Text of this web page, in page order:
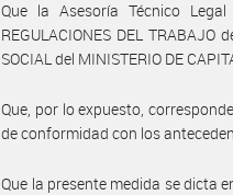
Que la Asesoría Técnico Legal
REGULACIONES DEL TRABAJO
SOCIAL del MINISTERIO DE
Que, por lo expuesto,
de conformidad con los
Que la presente medida se dicta